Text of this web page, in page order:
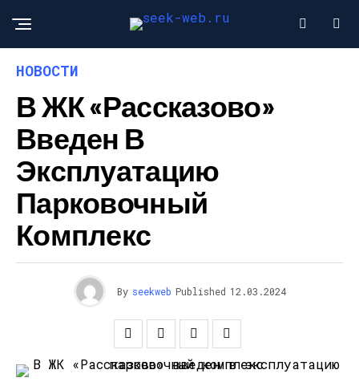
НОВОСТИ
В ЖК «Рассказово»
Введен В
Эксплуатацию
Парковочный
Комплекс
By seekweb Published 12.03.2024